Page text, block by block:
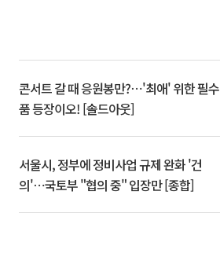
콘서트 갈 때 응원봉만?⋯'최애' 위한 필수
품 등장이오! [솔드아웃]
서울시, 정부에 정비사업 규제 완화 '건
의'⋯국토부 "협의 중" 입장만 [종합]